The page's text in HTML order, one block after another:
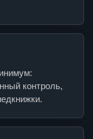
контроль,